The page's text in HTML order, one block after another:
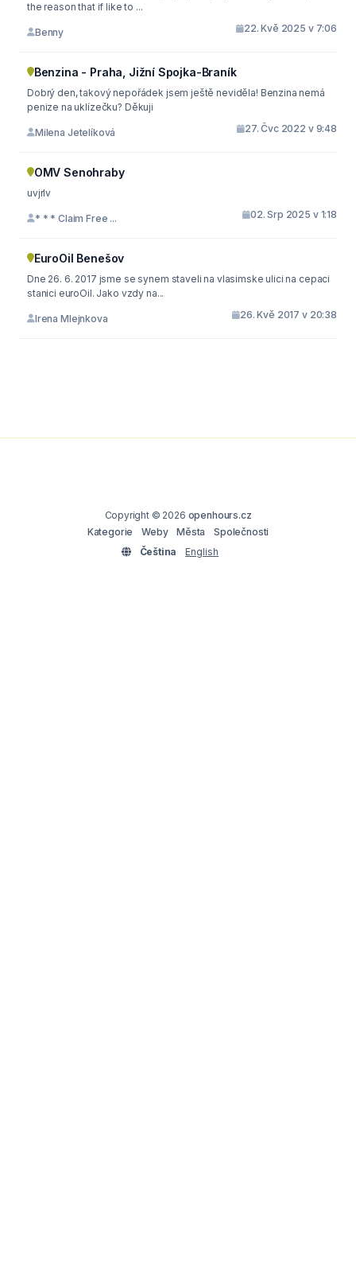
the reason that if like to ...
Benny 22. Kvě 2025 v 7:06
Benzina - Praha, Jižní Spojka-Braník
Dobrý den, takový nepořádek jsem ještě neviděla! Benzina nemá
penize na uklízečku? Děkuji
Milena Jetelíková 27. Čvc 2022 v 9:48
OMV Senohraby
uvjrlv
* * * Claim Free ... 02. Srp 2025 v 1:18
EuroOil Benešov
Dne 26. 6. 2017 jsme se synem staveli na vlasimske ulici na cepaci
stanici euroOil. Jako vzdy na...
Irena Mlejnkova 26. Kvě 2017 v 20:38
Copyright © 2026 openhours.cz
Kategorie
Weby Města
Společnosti
Čeština
English